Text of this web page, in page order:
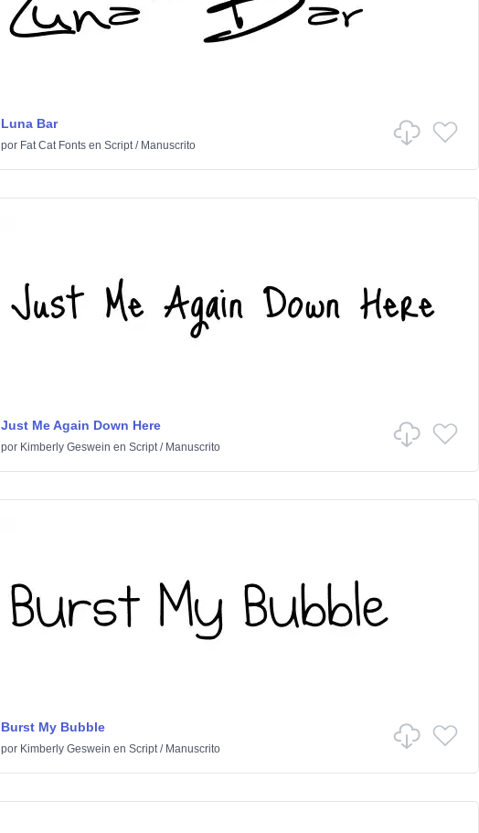
Luna Bar
por Fat Cat Fontsen Script/ Manuscrito
Just Me Again Down Here
por Kimberly Geswein en Script/ Manuscrito
Burst My Bubble
por Kimberly Geswein en Script/ Manuscrito